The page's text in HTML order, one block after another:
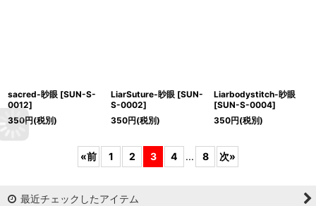
sacred-眇眼 [SUN-S-
0012]
350円(税別)
LiarSuture-眇眼 [SUN-
S-0002]
350円(税別)
Liarbodystitch-眇眼
[SUN-S-0004]
350円(税別)
«前 1 2 3 4 ... 8 次»
最近チェックしたアイテム